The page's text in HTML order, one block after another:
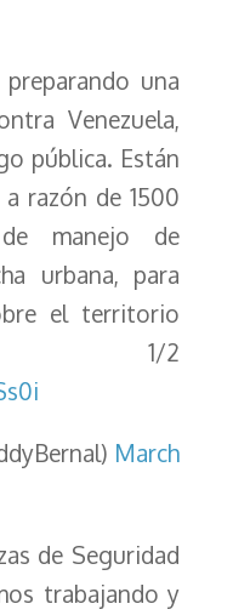
una
Venezuela,
pública. Están
razón de 1500
manejo de
urbana, para
el territorio
1/2
March
de Seguridad
trabajando y